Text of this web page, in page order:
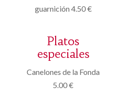
guarnición 4.50 €
Platos
especiales
Canelones de la Fonda
5.00 €